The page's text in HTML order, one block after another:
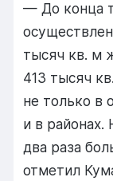
— До конца
тысяч кв. м
413 тысяч
не только в
и в районах.
два раза
отметил